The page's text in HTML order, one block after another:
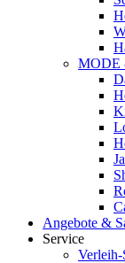
MODE
Angebote &
Service
Verleih-